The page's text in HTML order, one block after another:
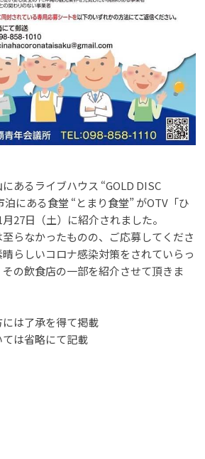
あるライブハウス “GOLD DISC
泊にある食堂 “とまり食堂” がOTV「ひ
27日（土）に紹介されました。
らなかったものの、ご応募してくださ
らしいコロナ感染対策をされていらっ
の飲食店の一部を紹介させて頂きま
は了承を得て掲載
は省略にて記載